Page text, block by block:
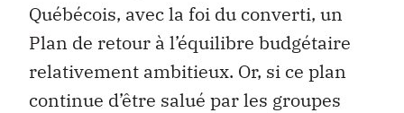
Québécois, avec la foi du converti, un
Plan de retour à l’équilibre budgétaire
relativement ambitieux. Or, si ce plan
continue d’être salué par les groupes